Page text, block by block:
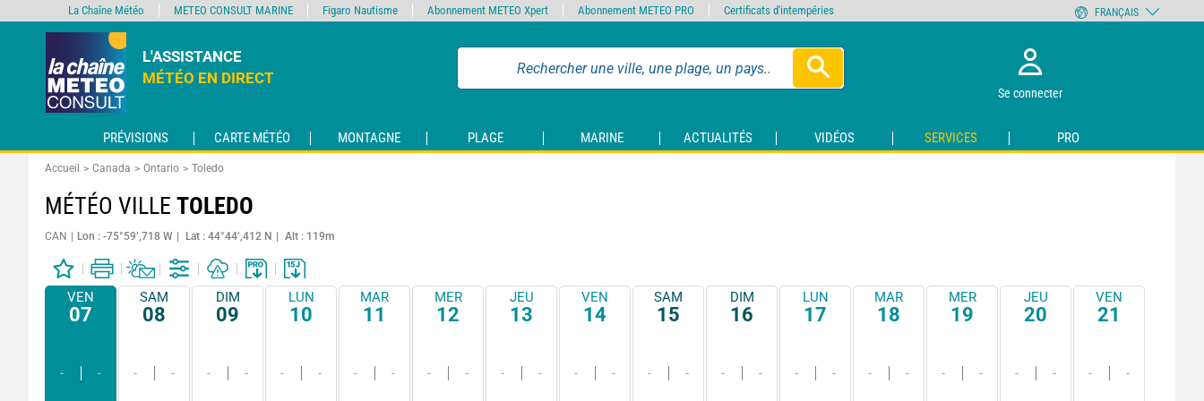
L'ASSISTANCE
MÉTÉO EN DIRECT
Se connecter
PRÉVISIONS CARTE MÉTÉO MONTAGNE PLAGE MARINE ACTUALITÉS VIDÉOS SERVICES PRO
Accueil Canada Ontario Toledo
MÉTÉO VILLE TOLEDO
CAN Lon : -75°59’,718 W Lat : 44°44’,412 N Alt : 119m
VEN
07
- -
SAM
08
- -
DIM
09
- -
LUN
10
- -
MAR
11
- -
MER
12
- -
JEU
13
- -
VEN
14
- -
SAM
15
- -
DIM
16
- -
LUN
17
- -
MAR
18
- -
MER
19
- -
JEU
20
- -
VEN
21
- -
La Chaîne Météo METEO CONSULT MARINE Figaro Nautisme Abonnement METEO Xpert Abonnement METEO PRO Certificats d'intempéries FRANÇAIS